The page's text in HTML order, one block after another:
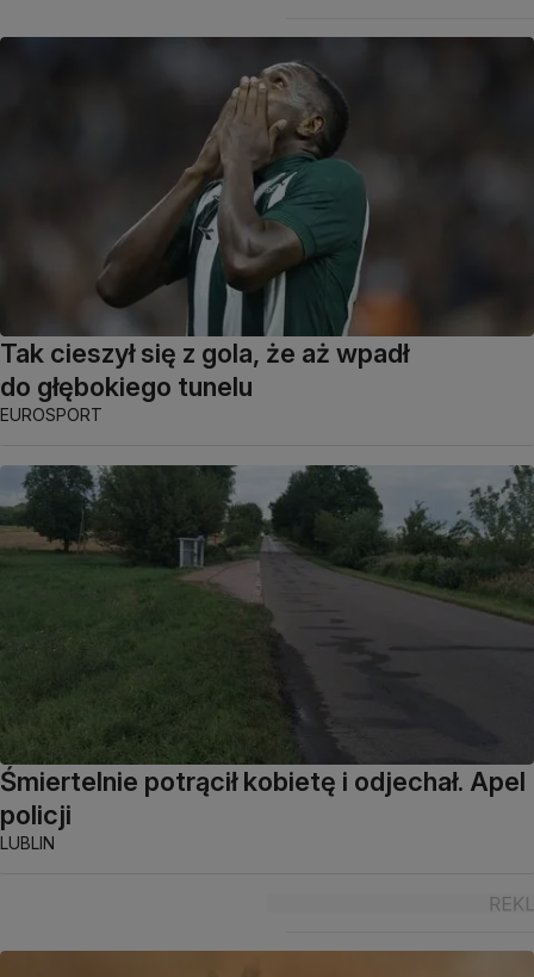
Tak cieszył się z gola, że aż wpadł
do głębokiego tunelu
EUROSPORT
Śmiertelnie potrącił kobietę i odjechał. Apel
policji
LUBLIN